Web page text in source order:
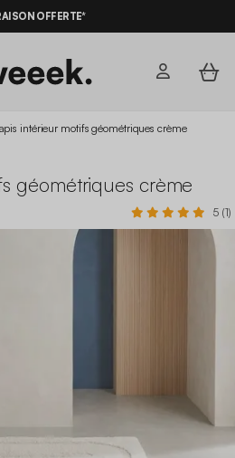
OFFERTE*
intérieur motifs géométriques crème
géométriques crème
5 (1)